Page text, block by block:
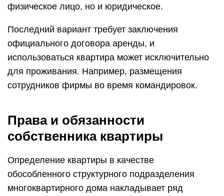
физическое лицо, но и юридическое.
Последний вариант требует заключения
официального договора аренды, и
использоваться квартира может исключительно
для проживания. Например, размещения
сотрудников фирмы во время командировок.
Права и обязанности
собственника квартиры
Определение квартиры в качестве
обособленного структурного подразделения
многоквартирного дома накладывает ряд